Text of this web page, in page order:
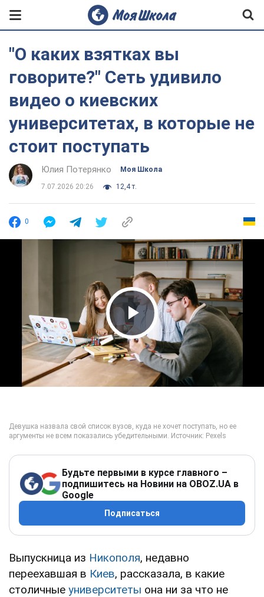
"О каких взятках вы
говорите?" Сеть удивило
видео о киевских
университетах, в которые не
стоит поступать
Юлия Потерянко Моя Школа
7.07.2026 20:26 12,4 т.
0
Play Video
Будьте первыми в курсе главного –
подпишитесь на Новини на OBOZ.UA в
Google
Подписаться
Выпускница из Никополя, недавно
переехавшая в Киев, рассказала, в какие
столичные университеты она ни за что не